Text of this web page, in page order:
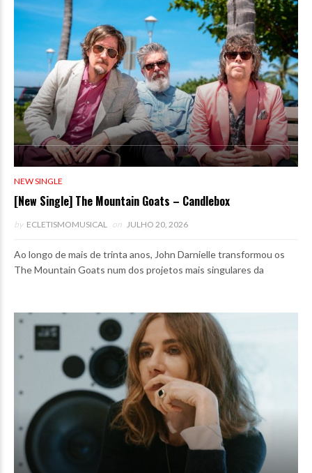
NEW SINGLE
[New Single] The Mountain Goats – Candlebox
by ECLETISMOMUSICAL on JULHO 20, 2026
Ao longo de mais de trinta anos, John Darnielle transformou os
The Mountain Goats num dos projetos mais singulares da